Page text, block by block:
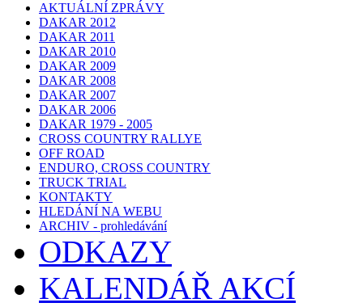
AKTUÁLNÍ ZPRÁVY
DAKAR 2012
DAKAR 2011
DAKAR 2010
DAKAR 2009
DAKAR 2008
DAKAR 2007
DAKAR 2006
DAKAR 1979 - 2005
CROSS COUNTRY RALLYE
OFF ROAD
ENDURO, CROSS COUNTRY
TRUCK TRIAL
KONTAKTY
HLEDÁNÍ NA WEBU
ARCHIV - prohledávání
ODKAZY
KALENDÁŘ AKCÍ